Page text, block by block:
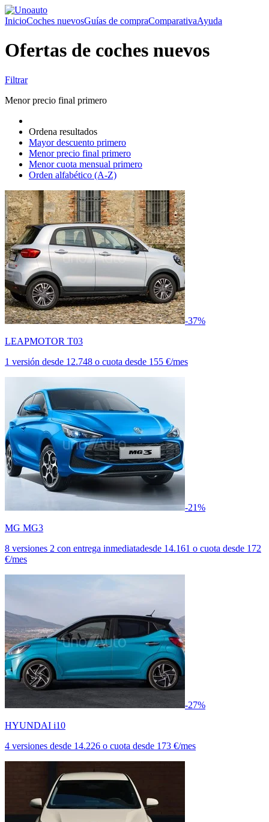
InicioCoches nuevosGuías de compraComparativaAyuda
Ofertas de coches nuevos
Filtrar
Menor precio final primero
Ordena resultados
Mayor descuento primero
Menor precio final primero
Menor cuota mensual primero
Orden alfabético (A-Z)
-37%
LEAPMOTOR T03
1 versión desde 12.748 o cuota desde 155 €/mes
-21%
MG MG3
8 versiones 2 con entrega inmediatadesde 14.161 o cuota desde 172
€/mes
-27%
HYUNDAI i10
4 versiones desde 14.226 o cuota desde 173 €/mes